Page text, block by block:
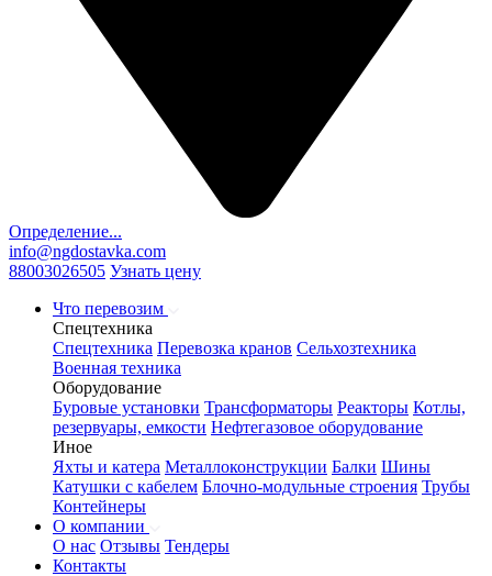
Определение...
info@ngdostavka.com
88003026505 Узнать цену
Что перевозим
Спецтехника
Спецтехника Перевозка кранов Сельхозтехника
Военная техника
Оборудование
Буровые установки Трансформаторы Реакторы Котлы,
резервуары, емкости Нефтегазовое оборудование
Иное
Яхты и катера Металлоконструкции Балки Шины
Катушки с кабелем Блочно-модульные строения Трубы
Контейнеры
О компании
О нас Отзывы Тендеры
Контакты